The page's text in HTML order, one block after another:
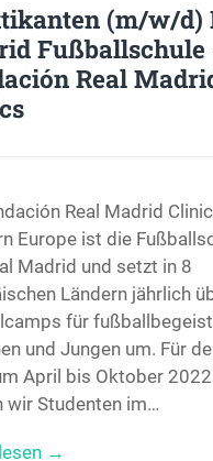
(m/w/d)
Fußballschule
Real
Real Madrid Clinic
Europe ist die
Madrid und setzt in 8
Ländern jährlich
für
und Jungen um. Für
April bis Oktober 2022
wir Studenten im…
→